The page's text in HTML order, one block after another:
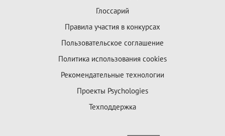
Глоссарий
Правила участия в конкурсах
Пользовательское соглашение
Политика использования cookies
Рекомендательные технологии
Проекты Psychologies
Техподдержка